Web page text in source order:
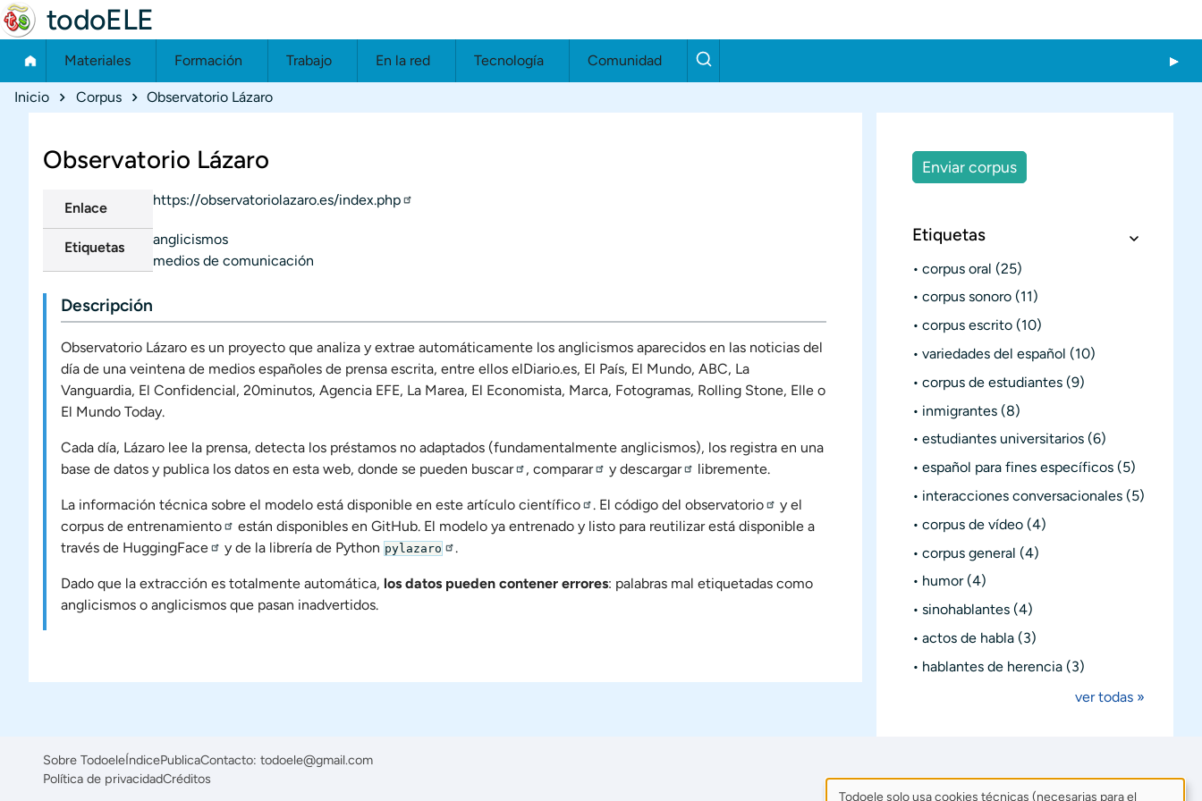
todoELE
Materiales Formación Trabajo En la red Tecnología Comunidad
Ruta de navegación
Inicio Corpus Observatorio Lázaro
Observatorio Lázaro
Enlace
https://observatoriolazaro.es/index.php
Etiquetas
anglicismos
medios de comunicación
Descripción
Observatorio Lázaro es un proyecto que analiza y extrae automáticamente los anglicismos aparecidos en las noticias del
día de una veintena de medios españoles de prensa escrita, entre ellos elDiario.es, El País, El Mundo, ABC, La
Vanguardia, El Confidencial, 20minutos, Agencia EFE, La Marea, El Economista, Marca, Fotogramas, Rolling Stone, Elle o
El Mundo Today.
Cada día, Lázaro lee la prensa, detecta los préstamos no adaptados (fundamentalmente anglicismos), los registra en una
base de datos y publica los datos en esta web, donde se pueden buscar , comparar y descargar libremente.
La información técnica sobre el modelo está disponible en este artículo científico . El código del observatorio
y el
corpus de entrenamiento
están disponibles en GitHub. El modelo ya entrenado y listo para reutilizar está disponible a
través de HuggingFace y de la librería de Python pylazaro .
Dado que la extracción es totalmente automática, los datos pueden contener errores: palabras mal etiquetadas como
anglicismos o anglicismos que pasan inadvertidos.
Enviar corpus
Etiquetas
corpus oral (25)
corpus sonoro (11)
corpus escrito (10)
variedades del español (10)
corpus de estudiantes (9)
inmigrantes (8)
estudiantes universitarios (6)
español para fines específicos (5)
interacciones conversacionales (5)
corpus de vídeo (4)
corpus general (4)
humor (4)
sinohablantes (4)
actos de habla (3)
hablantes de herencia (3)
ver todas »
Sobre TodoeleÍndicePublicaContacto: todoele@gmail.com
Política de privacidadCréditos
Todoele solo usa cookies técnicas (necesarias para el